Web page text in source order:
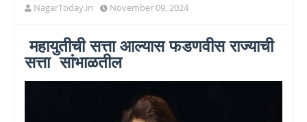
NagarToday.in November 09, 2024
महायुतीची सत्ता आल्यास फडणवीस राज्याची
सत्ता सांभाळतील